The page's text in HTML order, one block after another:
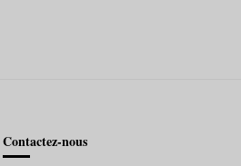
Contactez-nous